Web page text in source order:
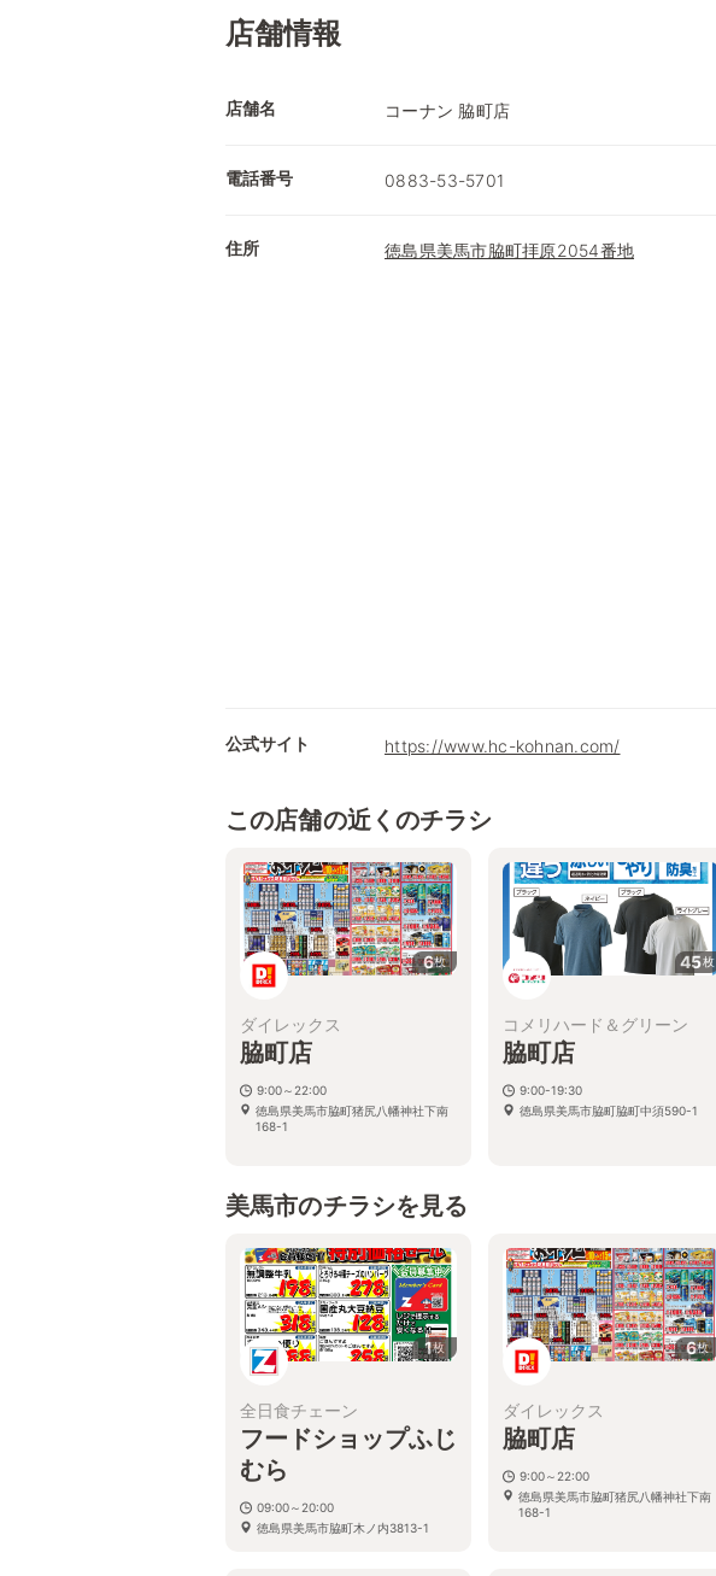
店舗情報
店舗名 コーナン 脇町店
電話番号 0883-53-5701
住所 徳島県美馬市脇町拝原2054番地
公式サイト https://www.hc-kohnan.com/
この店舗の近くのチラシ
6枚
ダイレックス
脇町店
9:00～22:00
徳島県美馬市脇町猪尻八幡神社下南
168-1
45枚
コメリハード＆グリーン
脇町店
9:00-19:30
徳島県美馬市脇町脇町中須590-1
美馬市のチラシを見る
1枚
全日食チェーン
フードショップふじ
むら
09:00～20:00
徳島県美馬市脇町木ノ内3813-1
6枚
ダイレックス
脇町店
9:00～22:00
徳島県美馬市脇町猪尻八幡神社下南
168-1